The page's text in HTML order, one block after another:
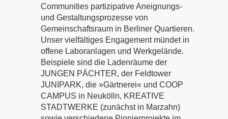
Communities partizipative Aneignungs-
und Gestaltungsprozesse von
Gemeinschaftsraum in Berliner Quartieren.
Unser vielfältiges Engagement mündet in
offene Laboranlagen und Werkgelände.
Beispiele sind die Ladenräume der
JUNGEN PÄCHTER, der Feldtower
JUNIPARK, die »Gärtnerei« und COOP
CAMPUS in Neukölln, KREATIVE
STADTWERKE (zunächst in Marzahn)